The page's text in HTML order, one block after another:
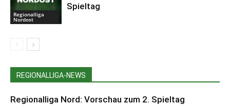
Regionalliga
Nordost
Spieltag
REGIONALLIGA-NEWS
Regionalliga Nord: Vorschau zum 2. Spieltag